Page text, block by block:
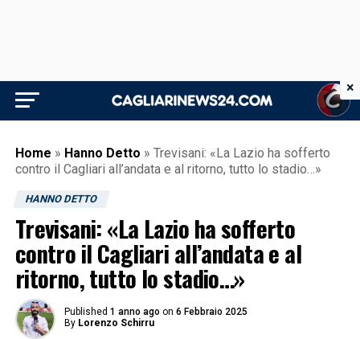
Home » Hanno Detto » Trevisani: «La Lazio ha sofferto
contro il Cagliari all’andata e al ritorno, tutto lo stadio…»
HANNO DETTO
Trevisani: «La Lazio ha sofferto
contro il Cagliari all’andata e al
ritorno, tutto lo stadio…»
Published 1 anno ago on 6 Febbraio 2025
By Lorenzo Schirru
×